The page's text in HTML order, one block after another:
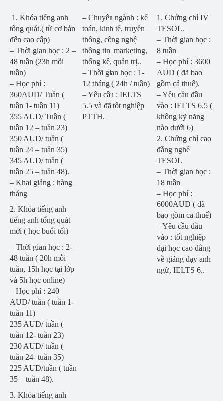
1. Khóa tiếng anh
tổng quát.( từ cơ bản
đến cao cấp)
– Thời gian học : 2 –
48 tuần (23h mỗi
tuần)
– Học phí :
360AUD/ Tuần (
tuần 1- tuần 11)
355 AUD/ Tuần (
tuần 12 – tuần 23)
350 AUD/ tuần (
tuần 24 – tuần 35)
345 AUD/ tuần (
tuần 25 – tuần 48).
– Khai giảng : hàng
tháng
2. Khóa tiếng anh
tiếng anh tổng quát
mới ( học buổi tối)
– Thời gian học : 2-
48 tuần ( 20h mỗi
tuần, 15h học tại lớp
và 5h học online)
– Học phí : 240
AUD/ tuần ( tuần 1-
tuần 11)
235 AUD/ tuần (
tuần 12- tuần 23)
230 AUD/ tuần (
tuần 24- tuần 35)
225 AUD/tuần ( tuần
35 – tuần 48).
3. Khóa tiếng anh
– Chuyên ngành : kế
toán, kinh tế, truyền
thông, công nghệ
thông tin, marketing,
thống kê, quản trị..
– Thời gian học : 1-
12 tháng ( 24h / tuần)
– Yêu cầu : IELTS
5.5 và đã tốt nghiệp
PTTH.
1. Chứng chỉ IV
TESOL.
– Thời gian học :
8 tuần
– Học phí : 3600
AUD ( đã bao
gồm cả thuế).
– Yêu cầu đầu
vào : IELTS 6.5 (
không kỹ năng
nào dưới 6)
2. Chứng chỉ cao
đẳng nghề
TESOL
– Thời gian học :
18 tuần
– Học phí :
6000AUD ( đã
bao gồm cả thuế)
– Yêu cầu đầu
vào : tốt nghiệp
đại học cao đẳng
về giảng dạy anh
ngữ, IELTS 6..